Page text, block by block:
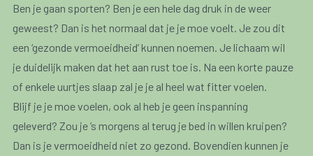
Ben je gaan sporten? Ben je een hele dag druk in de weer
geweest? Dan is het normaal dat je je moe voelt. Je zou dit
een ‘gezonde vermoeidheid’ kunnen noemen. Je lichaam wil
je duidelijk maken dat het aan rust toe is. Na een korte pauze
of enkele uurtjes slaap zal je je al heel wat fitter voelen.
Blijf je je moe voelen, ook al heb je geen inspanning
geleverd? Zou je ’s morgens al terug je bed in willen kruipen?
Dan is je vermoeidheid niet zo gezond. Bovendien kunnen je